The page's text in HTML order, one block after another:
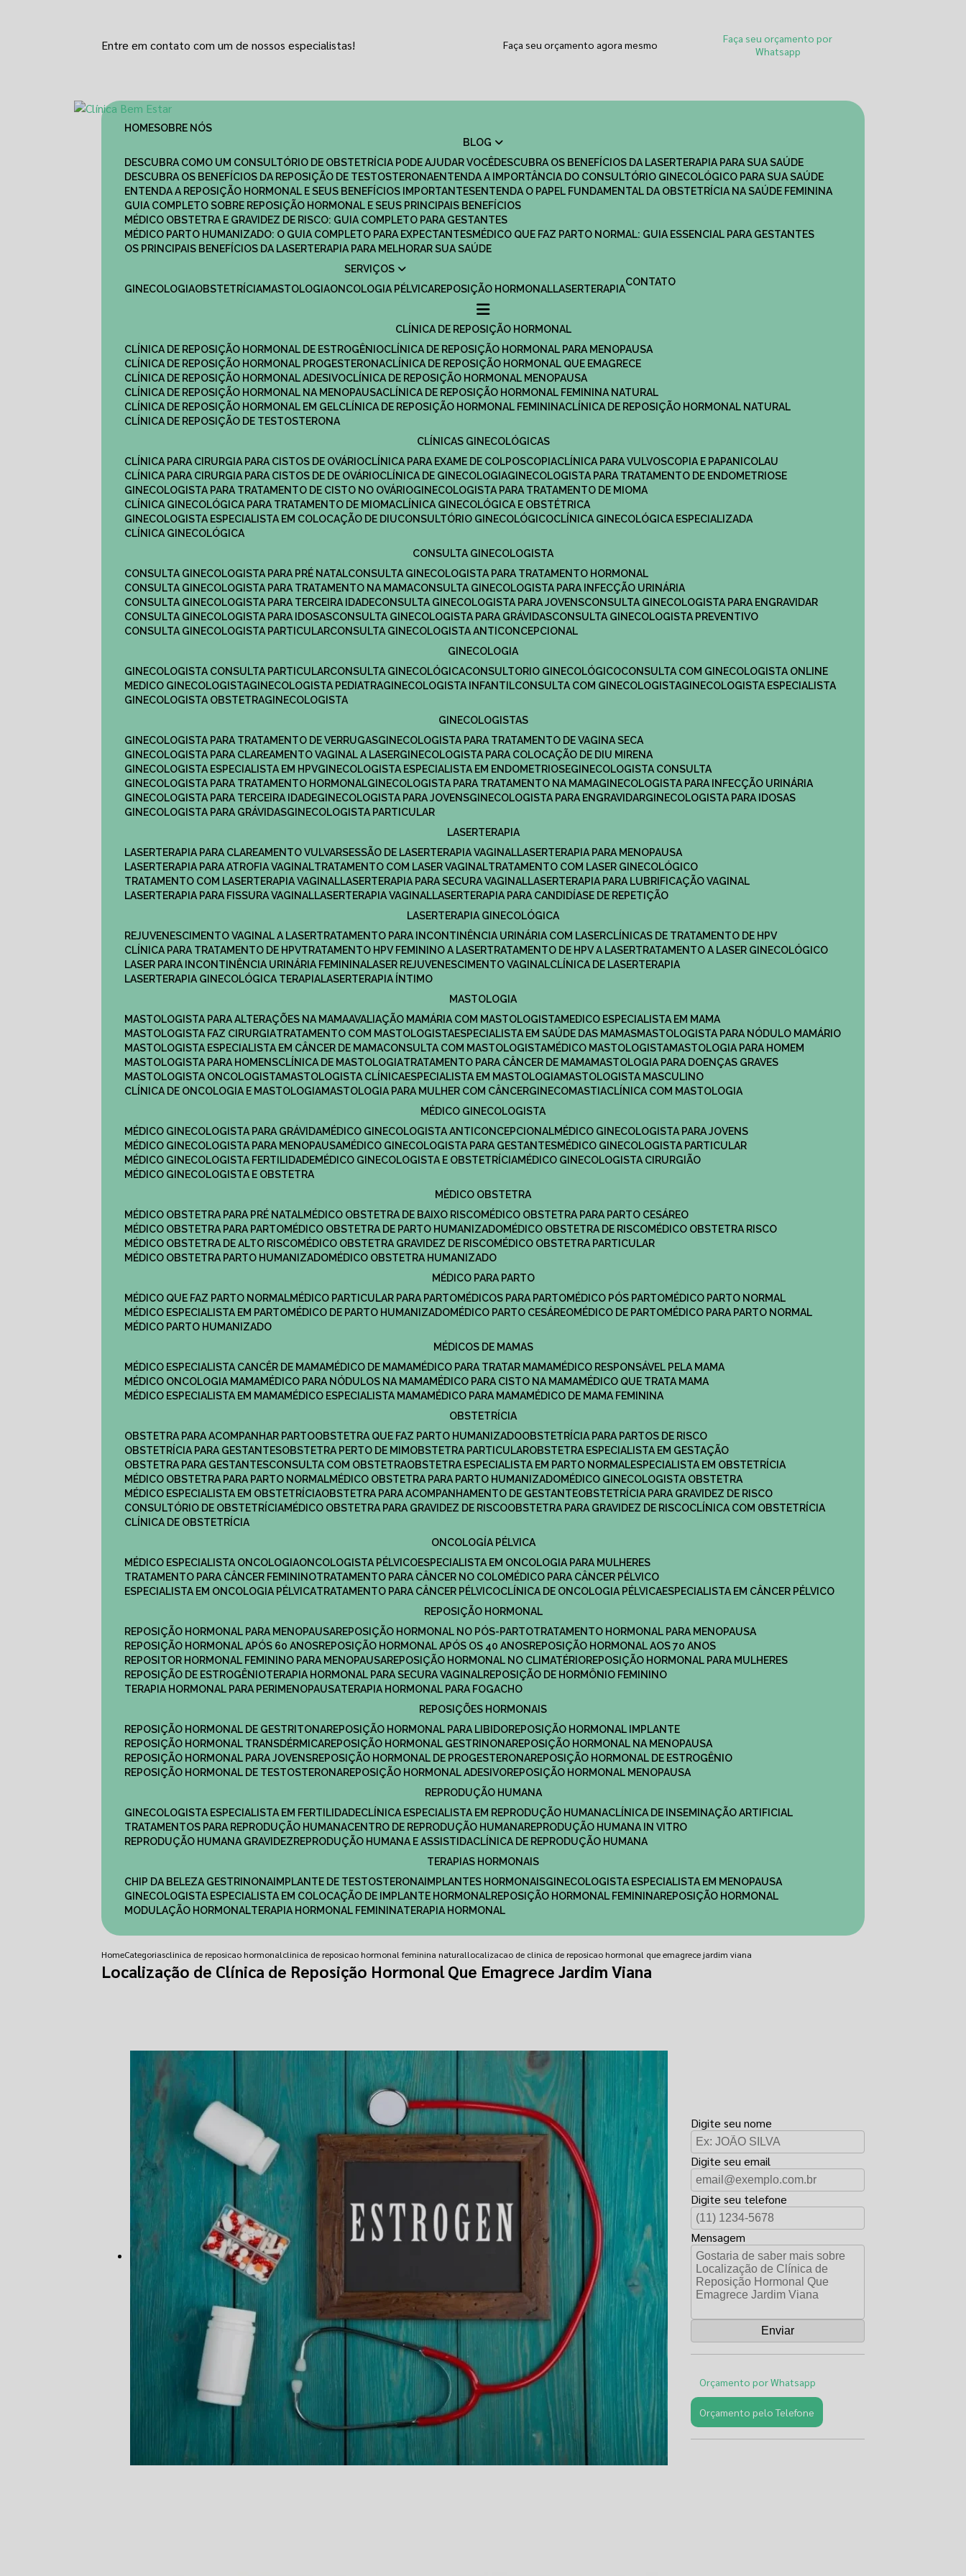
Entre em contato com um de nossos especialistas! Faça seu orçamento agora mesmo
Faça seu orçamento por
Whatsapp
HOME
SOBRE NÓS
BLOG
DESCUBRA COMO UM CONSULTÓRIO DE OBSTETRÍCIA PODE AJUDAR VOCÊ
DESCUBRA OS BENEFÍCIOS DA LASERTERAPIA PARA SUA SAÚDE
DESCUBRA OS BENEFÍCIOS DA REPOSIÇÃO DE TESTOSTERONA
ENTENDA A IMPORTÂNCIA DO CONSULTÓRIO GINECOLÓGICO PARA SUA SAÚDE
ENTENDA A REPOSIÇÃO HORMONAL E SEUS BENEFÍCIOS IMPORTANTES
ENTENDA O PAPEL FUNDAMENTAL DA OBSTETRÍCIA NA SAÚDE FEMININA
GUIA COMPLETO SOBRE REPOSIÇÃO HORMONAL E SEUS PRINCIPAIS BENEFÍCIOS
MÉDICO OBSTETRA E GRAVIDEZ DE RISCO: GUIA COMPLETO PARA GESTANTES
MÉDICO PARTO HUMANIZADO: O GUIA COMPLETO PARA EXPECTANTES
MÉDICO QUE FAZ PARTO NORMAL: GUIA ESSENCIAL PARA GESTANTES
OS PRINCIPAIS BENEFÍCIOS DA LASERTERAPIA PARA MELHORAR SUA SAÚDE
SERVIÇOS
GINECOLOGIA
OBSTETRÍCIA MASTOLOGIA ONCOLOGIA PÉLVICA REPOSIÇÃO HORMONAL LASERTERAPIA
CONTATO
CLÍNICA DE REPOSIÇÃO HORMONAL
CLÍNICA DE REPOSIÇÃO HORMONAL DE ESTROGÊNIO
CLÍNICA DE REPOSIÇÃO HORMONAL PARA MENOPAUSA
CLÍNICA DE REPOSIÇÃO HORMONAL PROGESTERONA
CLÍNICA DE REPOSIÇÃO HORMONAL QUE EMAGRECE
CLÍNICA DE REPOSIÇÃO HORMONAL ADESIVO
CLÍNICA DE REPOSIÇÃO HORMONAL MENOPAUSA
CLÍNICA DE REPOSIÇÃO HORMONAL NA MENOPAUSA
CLÍNICA DE REPOSIÇÃO HORMONAL FEMININA NATURAL
CLÍNICA DE REPOSIÇÃO HORMONAL EM GEL
CLÍNICA DE REPOSIÇÃO HORMONAL FEMININA
CLÍNICA DE REPOSIÇÃO HORMONAL NATURAL
CLÍNICA DE REPOSIÇÃO DE TESTOSTERONA
CLÍNICAS GINECOLÓGICAS
CLÍNICA PARA CIRURGIA PARA CISTOS DE OVÁRIO
CLÍNICA PARA EXAME DE COLPOSCOPIA
CLÍNICA PARA VULVOSCOPIA E PAPANICOLAU
CLÍNICA PARA CIRURGIA PARA CISTOS DE DE OVÁRIO
CLÍNICA DE GINECOLOGIA
GINECOLOGISTA PARA TRATAMENTO DE ENDOMETRIOSE
GINECOLOGISTA PARA TRATAMENTO DE CISTO NO OVÁRIO
GINECOLOGISTA PARA TRATAMENTO DE MIOMA
CLÍNICA GINECOLÓGICA PARA TRATAMENTO DE MIOMA
CLÍNICA GINECOLÓGICA E OBSTÉTRICA
GINECOLOGISTA ESPECIALISTA EM COLOCAÇÃO DE DIU
CONSULTÓRIO GINECOLÓGICO
CLÍNICA GINECOLÓGICA ESPECIALIZADA
CLÍNICA GINECOLÓGICA
CONSULTA GINECOLOGISTA
CONSULTA GINECOLOGISTA PARA PRÉ NATAL
CONSULTA GINECOLOGISTA PARA TRATAMENTO HORMONAL
CONSULTA GINECOLOGISTA PARA TRATAMENTO NA MAMA
CONSULTA GINECOLOGISTA PARA INFECÇÃO URINÁRIA
CONSULTA GINECOLOGISTA PARA TERCEIRA IDADE
CONSULTA GINECOLOGISTA PARA JOVENS
CONSULTA GINECOLOGISTA PARA ENGRAVIDAR
CONSULTA GINECOLOGISTA PARA IDOSAS
CONSULTA GINECOLOGISTA PARA GRÁVIDAS
CONSULTA GINECOLOGISTA PREVENTIVO
CONSULTA GINECOLOGISTA PARTICULAR
CONSULTA GINECOLOGISTA ANTICONCEPCIONAL
GINECOLOGIA
GINECOLOGISTA CONSULTA PARTICULAR​
CONSULTA GINECOLÓGICA​ CONSULTORIO GINECOLÓGICO​
CONSULTA COM GINECOLOGISTA ONLINE​
MEDICO GINECOLOGISTA​
GINECOLOGISTA PEDIATRA​ GINECOLOGISTA INFANTIL​ CONSULTA COM GINECOLOGISTA​
GINECOLOGISTA ESPECIALISTA
GINECOLOGISTA OBSTETRA​
GINECOLOGISTA
GINECOLOGISTAS
GINECOLOGISTA PARA TRATAMENTO DE VERRUGAS
GINECOLOGISTA PARA TRATAMENTO DE VAGINA SECA
GINECOLOGISTA PARA CLAREAMENTO VAGINAL A LASER
GINECOLOGISTA PARA COLOCAÇÃO DE DIU MIRENA
GINECOLOGISTA ESPECIALISTA EM HPV
GINECOLOGISTA ESPECIALISTA EM ENDOMETRIOSE
GINECOLOGISTA CONSULTA
GINECOLOGISTA PARA TRATAMENTO HORMONAL
GINECOLOGISTA PARA TRATAMENTO NA MAMA
GINECOLOGISTA PARA INFECÇÃO URINÁRIA
GINECOLOGISTA PARA TERCEIRA IDADE
GINECOLOGISTA PARA JOVENS GINECOLOGISTA PARA ENGRAVIDAR
GINECOLOGISTA PARA IDOSAS
GINECOLOGISTA PARA GRÁVIDAS
GINECOLOGISTA PARTICULAR
LASERTERAPIA
LASERTERAPIA PARA CLAREAMENTO VULVAR
SESSÃO DE LASERTERAPIA​ VAGINAL LASERTERAPIA PARA MENOPAUSA
LASERTERAPIA PARA ATROFIA VAGINAL
TRATAMENTO COM LASER VAGINAL
TRATAMENTO COM LASER GINECOLÓGICO
TRATAMENTO COM LASERTERAPIA​ VAGINAL LASERTERAPIA PARA SECURA VAGINAL​ LASERTERAPIA PARA LUBRIFICAÇÃO VAGINAL​
LASERTERAPIA PARA FISSURA VAGINAL​ LASERTERAPIA VAGINAL​ LASERTERAPIA PARA CANDIDÍASE DE REPETIÇÃO
LASERTERAPIA GINECOLÓGICA
REJUVENESCIMENTO VAGINAL A LASER
TRATAMENTO PARA INCONTINÊNCIA URINÁRIA COM LASER
CLÍNICAS DE TRATAMENTO DE HPV
CLÍNICA PARA TRATAMENTO DE HPV
TRATAMENTO HPV FEMININO A LASER TRATAMENTO DE HPV A LASER
TRATAMENTO A LASER GINECOLÓGICO
LASER PARA INCONTINÊNCIA URINÁRIA FEMININA LASER REJUVENESCIMENTO VAGINAL
CLÍNICA DE LASERTERAPIA
LASERTERAPIA GINECOLÓGICA TERAPIA LASERTERAPIA ÍNTIMO
MASTOLOGIA
MASTOLOGISTA PARA ALTERAÇÕES NA MAMA AVALIAÇÃO MAMÁRIA COM MASTOLOGISTA
MEDICO ESPECIALISTA EM MAMA​
MASTOLOGISTA FAZ CIRURGIA
TRATAMENTO COM MASTOLOGISTA ESPECIALISTA EM SAÚDE DAS MAMAS
MASTOLOGISTA PARA NÓDULO MAMÁRIO
MASTOLOGISTA ESPECIALISTA EM CÂNCER DE MAMA
CONSULTA COM MASTOLOGISTA MÉDICO MASTOLOGISTA
MASTOLOGIA PARA HOMEM
MASTOLOGISTA PARA HOMENS
CLÍNICA DE MASTOLOGIA TRATAMENTO PARA CÂNCER DE MAMA
MASTOLOGIA PARA DOENÇAS GRAVES
MASTOLOGISTA ONCOLOGISTA
MASTOLOGISTA CLÍNICA ESPECIALISTA EM MASTOLOGIA
MASTOLOGISTA MASCULINO
CLÍNICA DE ONCOLOGIA E MASTOLOGIA
MASTOLOGIA PARA MULHER COM CÂNCER GINECOMASTIA
CLÍNICA COM MASTOLOGIA
MÉDICO GINECOLOGISTA
MÉDICO GINECOLOGISTA PARA GRÁVIDA
MÉDICO GINECOLOGISTA ANTICONCEPCIONAL
MÉDICO GINECOLOGISTA PARA JOVENS
MÉDICO GINECOLOGISTA PARA MENOPAUSA
MÉDICO GINECOLOGISTA PARA GESTANTES
MÉDICO GINECOLOGISTA PARTICULAR
MÉDICO GINECOLOGISTA FERTILIDADE
MÉDICO GINECOLOGISTA E OBSTETRÍCIA
MÉDICO GINECOLOGISTA CIRURGIÃO
MÉDICO GINECOLOGISTA E OBSTETRA
MÉDICO OBSTETRA
MÉDICO OBSTETRA PARA PRÉ NATAL
MÉDICO OBSTETRA DE BAIXO RISCO
MÉDICO OBSTETRA PARA PARTO CESÁREO
MÉDICO OBSTETRA PARA PARTO
MÉDICO OBSTETRA DE PARTO HUMANIZADO MÉDICO OBSTETRA DE RISCO
MÉDICO OBSTETRA RISCO
MÉDICO OBSTETRA DE ALTO RISCO
MÉDICO OBSTETRA GRAVIDEZ DE RISCO
MÉDICO OBSTETRA PARTICULAR
MÉDICO OBSTETRA PARTO HUMANIZADO
MÉDICO OBSTETRA HUMANIZADO
MÉDICO PARA PARTO
MÉDICO QUE FAZ PARTO NORMAL
MÉDICO PARTICULAR PARA PARTO MÉDICOS PARA PARTO MÉDICO PÓS PARTO
MÉDICO PARTO NORMAL
MÉDICO ESPECIALISTA EM PARTO
MÉDICO DE PARTO HUMANIZADO MÉDICO PARTO CESÁREO MÉDICO DE PARTO
MÉDICO PARA PARTO NORMAL
MÉDICO PARTO HUMANIZADO
MÉDICOS DE MAMAS
MÉDICO ESPECIALISTA CANCÊR DE MAMA
MÉDICO DE MAMA MÉDICO PARA TRATAR MAMA
MÉDICO RESPONSÁVEL PELA MAMA
MÉDICO ONCOLOGIA MAMA
MÉDICO PARA NÓDULOS NA MAMA MÉDICO PARA CISTO NA MAMA
MÉDICO QUE TRATA MAMA
MÉDICO ESPECIALISTA EM MAMA
MÉDICO ESPECIALISTA MAMA MÉDICO PARA MAMA
MÉDICO DE MAMA FEMININA
OBSTETRÍCIA
OBSTETRA PARA ACOMPANHAR PARTO
OBSTETRA QUE FAZ PARTO HUMANIZADO
OBSTETRÍCIA PARA PARTOS DE RISCO
OBSTETRÍCIA PARA GESTANTES
OBSTETRA PERTO DE MIM OBSTETRA PARTICULAR
OBSTETRA ESPECIALISTA EM GESTAÇÃO
OBSTETRA PARA GESTANTES
CONSULTA COM OBSTETRA OBSTETRA ESPECIALISTA EM PARTO NORMAL ESPECIALISTA EM OBSTETRÍCIA
MÉDICO OBSTETRA PARA PARTO NORMAL
MÉDICO OBSTETRA PARA PARTO HUMANIZADO
MÉDICO GINECOLOGISTA OBSTETRA
MÉDICO ESPECIALISTA EM OBSTETRÍCIA
OBSTETRA PARA ACOMPANHAMENTO DE GESTANTE
OBSTETRÍCIA PARA GRAVIDEZ DE RISCO
CONSULTÓRIO DE OBSTETRÍCIA
MÉDICO OBSTETRA PARA GRAVIDEZ DE RISCO OBSTETRA PARA GRAVIDEZ DE RISCO
CLÍNICA COM OBSTETRÍCIA
CLÍNICA DE OBSTETRÍCIA
ONCOLOGÍA PÉLVICA
MÉDICO ESPECIALISTA ONCOLOGIA
ONCOLOGISTA PÉLVICO ESPECIALISTA EM ONCOLOGIA PARA MULHERES
TRATAMENTO PARA CÂNCER FEMININO
TRATAMENTO PARA CÂNCER NO COLO
MÉDICO PARA CÂNCER PÉLVICO
ESPECIALISTA EM ONCOLOGIA PÉLVICA
TRATAMENTO PARA CÂNCER PÉLVICO CLÍNICA DE ONCOLOGIA PÉLVICA ESPECIALISTA EM CÂNCER PÉLVICO
REPOSIÇÃO HORMONAL
REPOSIÇÃO HORMONAL PARA MENOPAUSA
REPOSIÇÃO HORMONAL NO PÓS-PARTO
TRATAMENTO HORMONAL PARA MENOPAUSA
REPOSIÇÃO HORMONAL APÓS 60 ANOS
REPOSIÇÃO HORMONAL APÓS OS 40 ANOS
REPOSIÇÃO HORMONAL AOS 70 ANOS
REPOSITOR HORMONAL FEMININO PARA MENOPAUSA
REPOSIÇÃO HORMONAL NO CLIMATÉRIO
REPOSIÇÃO HORMONAL PARA MULHERES
REPOSIÇÃO DE ESTROGÊNIO
TERAPIA HORMONAL PARA SECURA VAGINAL
REPOSIÇÃO DE HORMÔNIO FEMININO
TERAPIA HORMONAL PARA PERIMENOPAUSA
TERAPIA HORMONAL PARA FOGACHO
REPOSIÇÕES HORMONAIS
REPOSIÇÃO HORMONAL DE GESTRITONA
REPOSIÇÃO HORMONAL PARA LIBIDO
REPOSIÇÃO HORMONAL IMPLANTE
REPOSIÇÃO HORMONAL TRANSDÉRMICA
REPOSIÇÃO HORMONAL GESTRINONA
REPOSIÇÃO HORMONAL NA MENOPAUSA
REPOSIÇÃO HORMONAL PARA JOVENS
REPOSIÇÃO HORMONAL DE PROGESTERONA
REPOSIÇÃO HORMONAL DE ESTROGÊNIO
REPOSIÇÃO HORMONAL DE TESTOSTERONA
REPOSIÇÃO HORMONAL ADESIVO
REPOSIÇÃO HORMONAL MENOPAUSA
REPRODUÇÃO HUMANA
GINECOLOGISTA ESPECIALISTA EM FERTILIDADE
CLÍNICA ESPECIALISTA EM REPRODUÇÃO HUMANA
CLÍNICA DE INSEMINAÇÃO ARTIFICIAL
TRATAMENTOS PARA REPRODUÇÃO HUMANA
CENTRO DE REPRODUÇÃO HUMANA
REPRODUÇÃO HUMANA IN VITRO
REPRODUÇÃO HUMANA GRAVIDEZ
REPRODUÇÃO HUMANA E ASSISTIDA
CLÍNICA DE REPRODUÇÃO HUMANA
TERAPIAS HORMONAIS
CHIP DA BELEZA GESTRINONA IMPLANTE DE TESTOSTERONA IMPLANTES HORMONAIS
GINECOLOGISTA ESPECIALISTA EM MENOPAUSA
GINECOLOGISTA ESPECIALISTA EM COLOCAÇÃO DE IMPLANTE HORMONAL
REPOSIÇÃO HORMONAL FEMININA
REPOSIÇÃO HORMONAL
MODULAÇÃO HORMONAL
TERAPIA HORMONAL FEMININA TERAPIA HORMONAL
HomeCategoriasclinica de reposicao hormonalclinica de reposicao hormonal feminina naturallocalizacao de clinica de reposicao hormonal que emagrece jardim viana
Localização de Clínica de Reposição Hormonal Que Emagrece Jardim Viana
Digite seu nome
Digite seu email
Digite seu telefone
Mensagem
Orçamento por Whatsapp
Orçamento pelo Telefone